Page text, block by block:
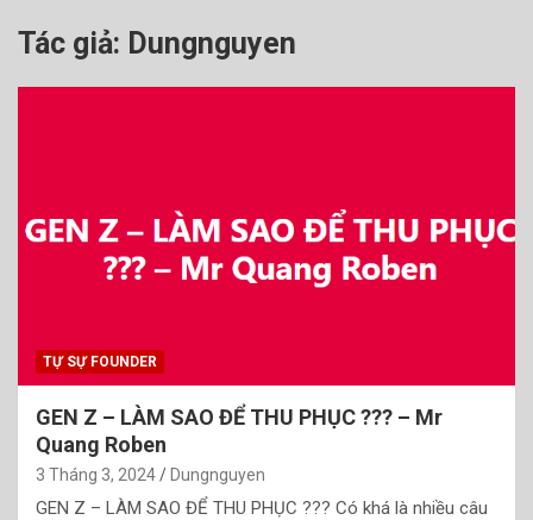
Tác giả: Dungnguyen
TỰ SỰ FOUNDER
GEN Z – LÀM SAO ĐỂ THU PHỤC ??? – Mr
Quang Roben
3 Tháng 3, 2024 Dungnguyen
GEN Z – LÀM SAO ĐỂ THU PHỤC ??? Có khá là nhiều câu